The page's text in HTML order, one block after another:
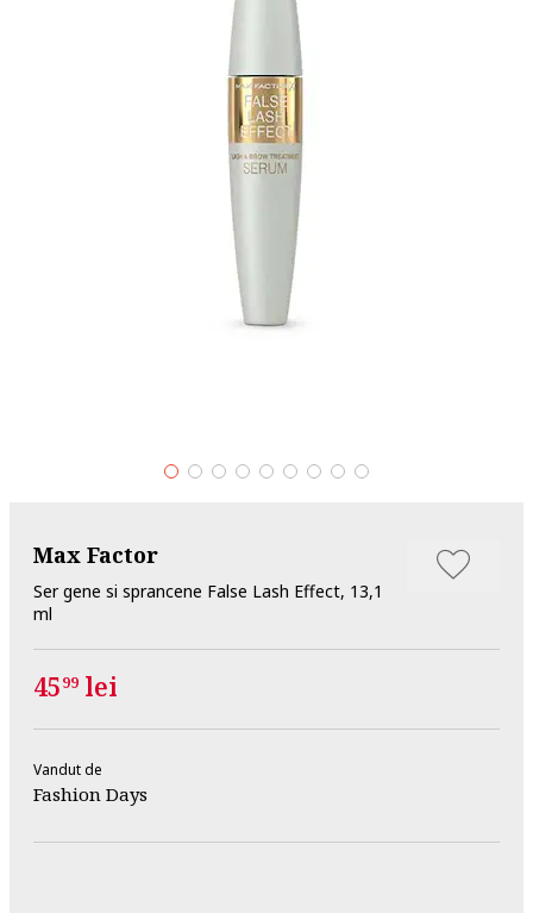
Max Factor
Ser gene si sprancene False Lash Effect, 13,1
ml
4599 lei
Vandut de
Fashion Days